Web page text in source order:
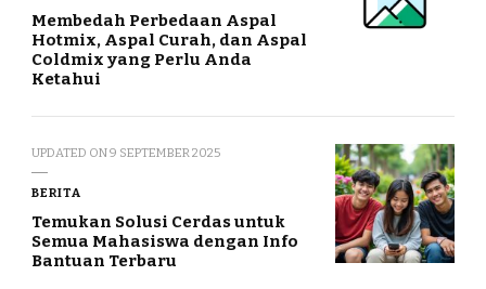
Membedah Perbedaan Aspal
Hotmix, Aspal Curah, dan Aspal
Coldmix yang Perlu Anda
Ketahui
UPDATED ON9 SEPTEMBER 2025
BERITA
Temukan Solusi Cerdas untuk
Semua Mahasiswa dengan Info
Bantuan Terbaru